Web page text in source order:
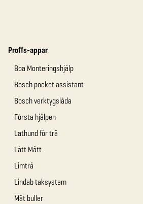
Proffs-appar
Boa Monteringshjälp
Bosch pocket assistant
Bosch verktygslåda
Första hjälpen
Lathund för trä
Lätt Mätt
Limträ
Lindab taksystem
Mät buller